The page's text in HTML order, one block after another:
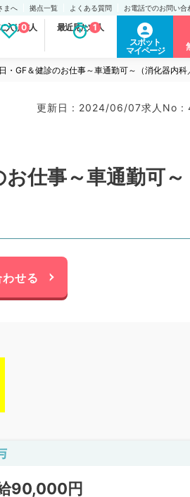
まへ 拠点一覧 よくある質問 お電話でのお問い合
入り求人
0 最近見た求人
1
スポット
マイページ
GF＆健診のお仕事～車通勤可～（消化器内科
更新日 : 2024/06/07求人No :
仕事～車通勤可～
せる
90,000円